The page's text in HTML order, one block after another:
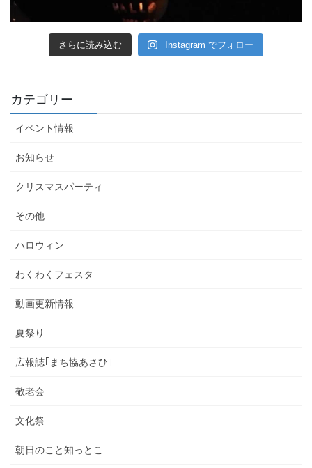
さらに読み込む Instagram でフォロー
カテゴリー
イベント情報
お知らせ
クリスマスパーティ
その他
ハロウィン
わくわくフェスタ
動画更新情報
夏祭り
広報誌｢まち協あさひ｣
敬老会
文化祭
朝日のこと知っとこ